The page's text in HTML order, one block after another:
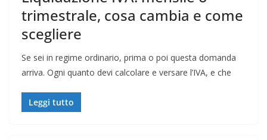
trimestrale, cosa cambia e come
scegliere
Se sei in regime ordinario, prima o poi questa domanda
arriva. Ogni quanto devi calcolare e versare l’IVA, e che
Leggi tutto